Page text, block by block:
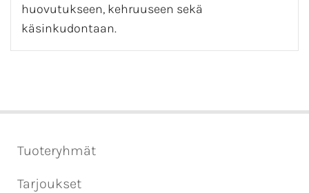
huovutukseen, kehruuseen sekä
käsinkudontaan.
Tuoteryhmät
Tarjoukset